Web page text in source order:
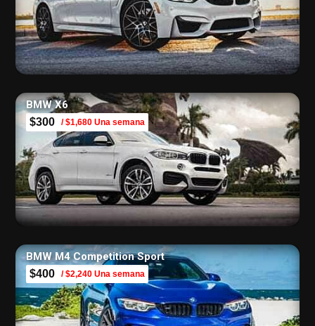
BMW X6
$300 / $1,680 Una semana
BMW M4 Competition Sport
$400 / $2,240 Una semana